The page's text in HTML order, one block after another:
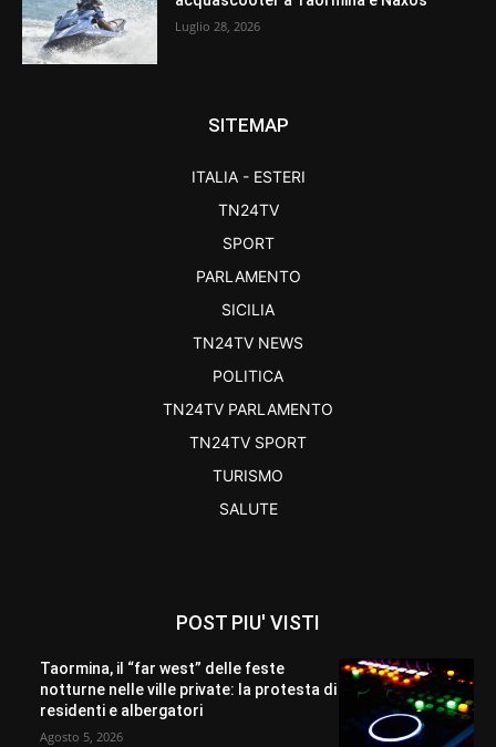
Luglio 28, 2026
SITEMAP
ITALIA - ESTERI
TN24TV
SPORT
PARLAMENTO
SICILIA
TN24TV NEWS
POLITICA
TN24TV PARLAMENTO
TN24TV SPORT
TURISMO
SALUTE
POST PIU' VISTI
Taormina, il “far west” delle feste
notturne nelle ville private: la protesta di
residenti e albergatori
Agosto 5, 2026